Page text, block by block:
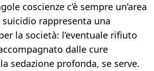
coscienze c’è sempre un’area
rappresenta una
la società: l’eventuale rifiuto
dalle cure
sedazione profonda, se serve.